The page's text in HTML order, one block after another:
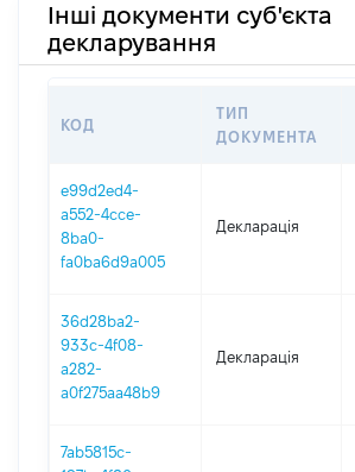
Інші документи суб'єкта
декларування
КОД
ТИП
ДОКУМЕНТА
e99d2ed4-
a552-4cce-
8ba0-
fa0ba6d9a005
Декларація
36d28ba2-
933c-4f08-
a282-
a0f275aa48b9
Декларація
7ab5815c-